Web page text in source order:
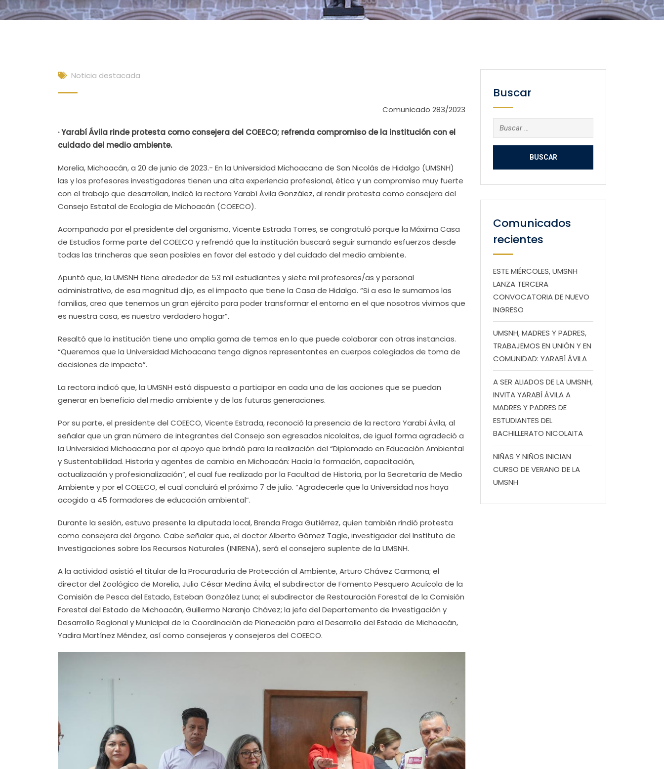
Noticia destacada
Comunicado 283/2023
· Yarabí Ávila rinde protesta como consejera del COEECO; refrenda compromiso de la institución con el
cuidado del medio ambiente.
Morelia, Michoacán, a 20 de junio de 2023.- En la Universidad Michoacana de San Nicolás de Hidalgo (UMSNH)
las y los profesores investigadores tienen una alta experiencia profesional, ética y un compromiso muy fuerte
con el trabajo que desarrollan, indicó la rectora Yarabí Ávila González, al rendir protesta como consejera del
Consejo Estatal de Ecología de Michoacán (COEECO).
Acompañada por el presidente del organismo, Vicente Estrada Torres, se congratuló porque la Máxima Casa
de Estudios forme parte del COEECO y refrendó que la institución buscará seguir sumando esfuerzos desde
todas las trincheras que sean posibles en favor del estado y del cuidado del medio ambiente.
Apuntó que, la UMSNH tiene alrededor de 53 mil estudiantes y siete mil profesores/as y personal
administrativo, de esa magnitud dijo, es el impacto que tiene la Casa de Hidalgo. “Si a eso le sumamos las
familias, creo que tenemos un gran ejército para poder transformar el entorno en el que nosotros vivimos que
es nuestra casa, es nuestro verdadero hogar”.
Resaltó que la institución tiene una amplia gama de temas en lo que puede colaborar con otras instancias.
“Queremos que la Universidad Michoacana tenga dignos representantes en cuerpos colegiados de toma de
decisiones de impacto”.
La rectora indicó que, la UMSNH está dispuesta a participar en cada una de las acciones que se puedan
generar en beneficio del medio ambiente y de las futuras generaciones.
Por su parte, el presidente del COEECO, Vicente Estrada, reconoció la presencia de la rectora Yarabí Ávila, al
señalar que un gran número de integrantes del Consejo son egresados nicolaitas, de igual forma agradeció a
la Universidad Michoacana por el apoyo que brindó para la realización del “Diplomado en Educación Ambiental
y Sustentabilidad. Historia y agentes de cambio en Michoacán: Hacia la formación, capacitación,
actualización y profesionalización”, el cual fue realizado por la Facultad de Historia, por la Secretaría de Medio
Ambiente y por el COEECO, el cual concluirá el próximo 7 de julio. “Agradecerle que la Universidad nos haya
acogido a 45 formadores de educación ambiental”.
Durante la sesión, estuvo presente la diputada local, Brenda Fraga Gutiérrez, quien también rindió protesta
como consejera del órgano. Cabe señalar que, el doctor Alberto Gómez Tagle, investigador del Instituto de
Investigaciones sobre los Recursos Naturales (INIRENA), será el consejero suplente de la UMSNH.
A la actividad asistió el titular de la Procuraduría de Protección al Ambiente, Arturo Chávez Carmona; el
director del Zoológico de Morelia, Julio César Medina Ávila; el subdirector de Fomento Pesquero Acuícola de la
Comisión de Pesca del Estado, Esteban González Luna; el subdirector de Restauración Forestal de la Comisión
Forestal del Estado de Michoacán, Guillermo Naranjo Chávez; la jefa del Departamento de Investigación y
Desarrollo Regional y Municipal de la Coordinación de Planeación para el Desarrollo del Estado de Michoacán,
Yadira Martínez Méndez, así como consejeras y consejeros del COEECO.
Buscar
Buscar:
Comunicados
recientes
ESTE MIÉRCOLES, UMSNH
LANZA TERCERA
CONVOCATORIA DE NUEVO
INGRESO
UMSNH, MADRES Y PADRES,
TRABAJEMOS EN UNIÓN Y EN
COMUNIDAD: YARABÍ ÁVILA
A SER ALIADOS DE LA UMSNH,
INVITA YARABÍ ÁVILA A
MADRES Y PADRES DE
ESTUDIANTES DEL
BACHILLERATO NICOLAITA
NIÑAS Y NIÑOS INICIAN
CURSO DE VERANO DE LA
UMSNH